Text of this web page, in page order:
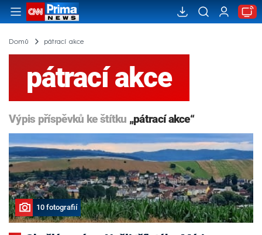
Domů pátrací akce
pátrací akce
Výpis příspěvků ke štítku „pátrací akce“
10 fotografií